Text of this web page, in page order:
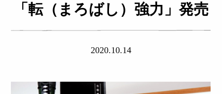
「転（まろばし）強力」発売
2020.10.14